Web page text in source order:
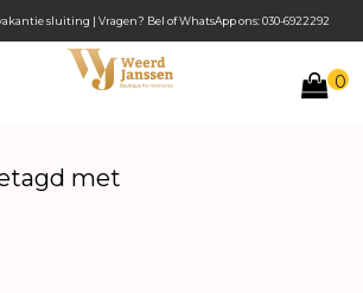
0
sluiting | Vragen? Bel of WhatsApp ons: 030-6922292
met